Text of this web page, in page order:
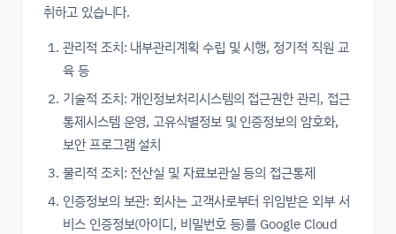
취하고 있습니다.
관리적 조치: 내부관리계획 수립 및 시행, 정기적 직원 교
육 등
기술적 조치: 개인정보처리시스템의 접근권한 관리, 접근
통제시스템 운영, 고유식별정보 및 인증정보의 암호화,
보안 프로그램 설치
물리적 조치: 전산실 및 자료보관실 등의 접근통제
인증정보의 보관: 회사는 고객사로부터 위임받은 외부 서
비스 인증정보(아이디, 비밀번호 등)를 Google Cloud